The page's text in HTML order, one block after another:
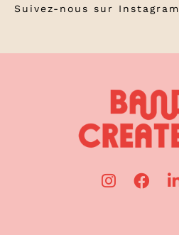
Suivez-nous sur Instagram